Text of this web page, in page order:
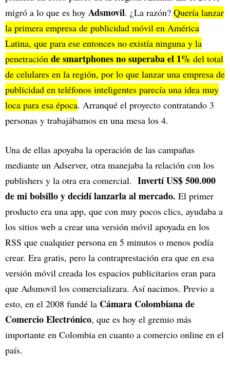
migró a lo que es hoy Adsmovil. ¿La razón? Quería lanzar
la primera empresa de publicidad móvil en América
Latina, que para ese entonces no existía ninguna y la
penetración de smartphones no superaba el 1% del total
de celulares en la región, por lo que lanzar una empresa de
publicidad en teléfonos inteligentes parecía una idea muy
loca para esa época. Arranqué el proyecto contratando 3
personas y trabajábamos en una mesa los 4.
Una de ellas apoyaba la operación de las campañas
mediante un Adserver, otra manejaba la relación con los
publishers y la otra era comercial. Invertí US$ 500.000
de mi bolsillo y decidí lanzarla al mercado. El primer
producto era una app, que con muy pocos clics, ayudaba a
los sitios web a crear una versión móvil apoyada en los
RSS que cualquier persona en 5 minutos o menos podía
crear. Era gratis, pero la contraprestación era que en esa
versión móvil creada los espacios publicitarios eran para
que Adsmovil los comercializara. Así nacimos. Previo a
esto, en el 2008 fundé la Cámara Colombiana de
Comercio Electrónico, que es hoy el gremio más
importante en Colombia en cuanto a comercio online en el
país.